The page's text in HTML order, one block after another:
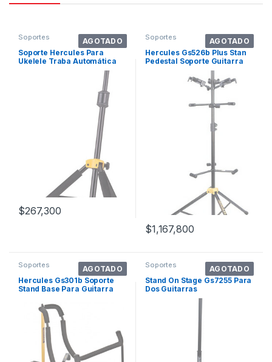
AGOTADO
Soportes
Soporte Hercules Para
Ukelele Traba Automática
(uks100b) Color Negro
$267,300
AGOTADO
Soportes
Hercules Gs526b Plus Stan
Pedestal Soporte Guitarra
$1,167,800
AGOTADO
Soportes
Hercules Gs301b Soporte
Stand Base Para Guitarra
AGOTADO
Soportes
Stand On Stage Gs7255 Para
Dos Guitarras